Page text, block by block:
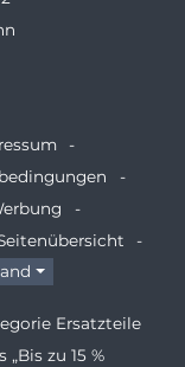
Ersatzteile
zu 15 %